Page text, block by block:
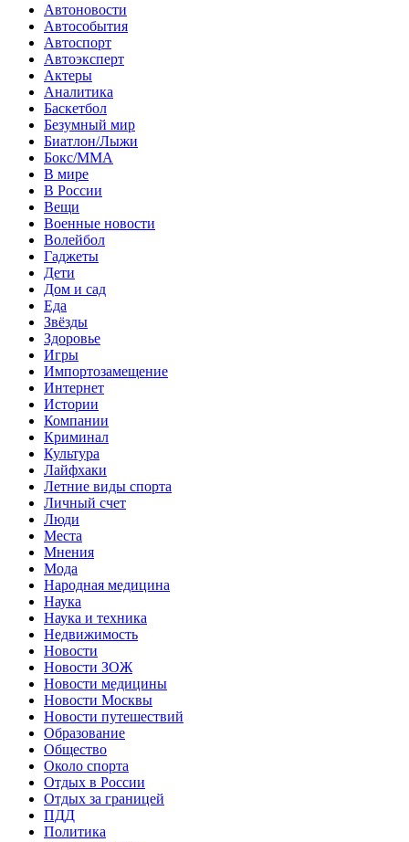
Автоновости
Автособытия
Автоспорт
Автоэксперт
Актеры
Аналитика
Баскетбол
Безумный мир
Биатлон/Лыжи
Бокс/MMA
В мире
В России
Вещи
Военные новости
Волейбол
Гаджеты
Дети
Дом и сад
Еда
Звёзды
Здоровье
Игры
Импортозамещение
Интернет
Истории
Компании
Криминал
Культура
Лайфхаки
Летние виды спорта
Личный счет
Люди
Места
Мнения
Мода
Народная медицина
Наука
Наука и техника
Недвижимость
Новости
Новости ЗОЖ
Новости медицины
Новости Москвы
Новости путешествий
Образование
Общество
Около спорта
Отдых в России
Отдых за границей
ПДД
Политика